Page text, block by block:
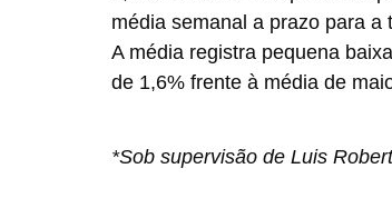
média semanal a prazo para
A média registra pequena
de 1,6% frente à média de
*Sob supervisão de Luis